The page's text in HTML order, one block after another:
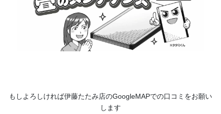
もしよろしければ伊藤たたみ店のGoogleMAPでの口コミをお願い
します